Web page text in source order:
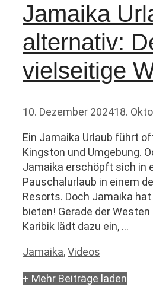
Jamaika
alternativ:
vielseitige
10. Dezember 202418.
Ein Jamaika Urlaub führt
Kingston und Umgebung.
Jamaika erschöpft sich in
Pauschalurlaub in einem
Resorts. Doch Jamaika
bieten! Gerade der
Karibik lädt dazu ein, …
Kategorien
Jamaika,Videos
+ Mehr Beiträge laden